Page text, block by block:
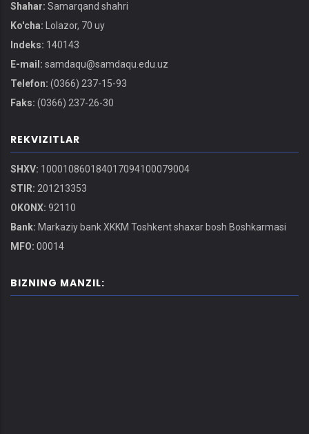
Shahar: Samarqand shahri
Ko'cha: Lolazor, 70 uy
Indeks: 140143
E-mail: samdaqu@samdaqu.edu.uz
Telefon: (0366) 237-15-93
Faks: (0366) 237-26-30
REKVIZITLAR
SHXV: 100010860184017094100079004
STIR: 201213353
OKONX: 92110
Bank: Markaziy bank XKKM Toshkent shaxar bosh Boshkarmasi
MFO: 00014
BIZNING MANZIL: